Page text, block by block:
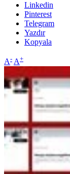
Linkedin
Pinterest
Telegram
Yazdır
Kopyala
A- A+